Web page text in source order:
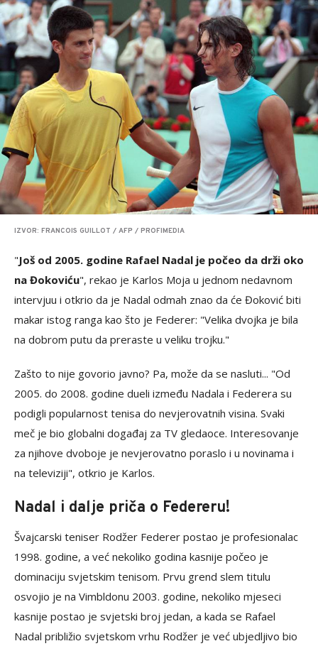
IZVOR: FRANCOIS GUILLOT / AFP / PROFIMEDIA
"Još od 2005. godine Rafael Nadal je počeo da drži oko
na Đokoviću", rekao je Karlos Moja u jednom nedavnom
intervjuu i otkrio da je Nadal odmah znao da će Đoković biti
makar istog ranga kao što je Federer: "Velika dvojka je bila
na dobrom putu da preraste u veliku trojku."
Zašto to nije govorio javno? Pa, može da se nasluti... "Od
2005. do 2008. godine dueli između Nadala i Federera su
podigli popularnost tenisa do nevjerovatnih visina. Svaki
meč je bio globalni događaj za TV gledaoce. Interesovanje
za njihove dvoboje je nevjerovatno poraslo i u novinama i
na televiziji", otkrio je Karlos.
Nadal i dalje priča o Federeru!
Švajcarski teniser Rodžer Federer postao je profesionalac
1998. godine, a već nekoliko godina kasnije počeo je
dominaciju svjetskim tenisom. Prvu grend slem titulu
osvojio je na Vimbldonu 2003. godine, nekoliko mjeseci
kasnije postao je svjetski broj jedan, a kada se Rafael
Nadal približio svjetskom vrhu Rodžer je već ubjedljivo bio